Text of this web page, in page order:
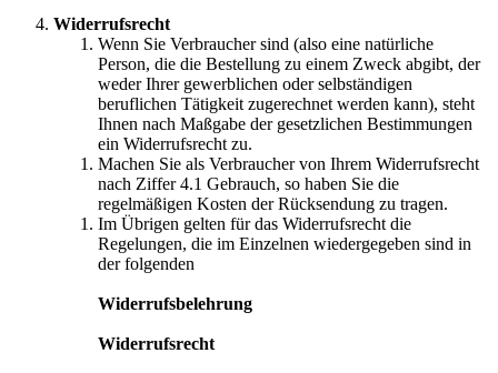
Widerrufsrecht
Wenn Sie Verbraucher sind (also eine natürliche
Person, die die Bestellung zu einem Zweck abgibt, der
weder Ihrer gewerblichen oder selbständigen
beruflichen Tätigkeit zugerechnet werden kann), steht
Ihnen nach Maßgabe der gesetzlichen Bestimmungen
ein Widerrufsrecht zu.
Machen Sie als Verbraucher von Ihrem Widerrufsrecht
nach Ziffer 4.1 Gebrauch, so haben Sie die
regelmäßigen Kosten der Rücksendung zu tragen.
Im Übrigen gelten für das Widerrufsrecht die
Regelungen, die im Einzelnen wiedergegeben sind in
der folgenden
Widerrufsbelehrung
Widerrufsrecht